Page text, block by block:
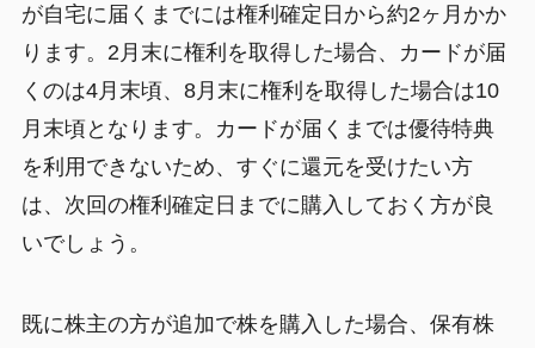
が自宅に届くまでには権利確定日から約2ヶ月かか
ります。2月末に権利を取得した場合、カードが届
くのは4月末頃、8月末に権利を取得した場合は10
月末頃となります。カードが届くまでは優待特典
を利用できないため、すぐに還元を受けたい方
は、次回の権利確定日までに購入しておく方が良
いでしょう。
既に株主の方が追加で株を購入した場合、保有株